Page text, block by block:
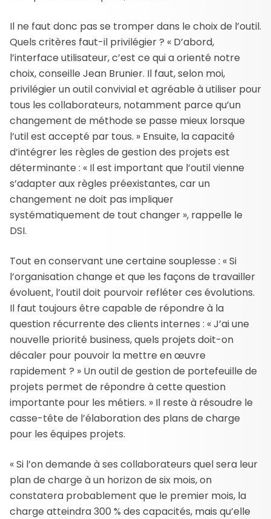
Il ne faut donc pas se tromper dans le choix de l’outil.
Quels critères faut-il privilégier ? « D’abord,
l’interface utilisateur, c’est ce qui a orienté notre
choix, conseille Jean Brunier. Il faut, selon moi,
privilégier un outil convivial et agréable à utiliser pour
tous les collaborateurs, notamment parce qu’un
changement de méthode se passe mieux lorsque
l’util est accepté par tous. » Ensuite, la capacité
d’intégrer les règles de gestion des projets est
déterminante : « Il est important que l’outil vienne
s’adapter aux règles préexistantes, car un
changement ne doit pas impliquer
systématiquement de tout changer », rappelle le
DSI.
Tout en conservant une certaine souplesse : « Si
l’organisation change et que les façons de travailler
évoluent, l’outil doit pourvoir refléter ces évolutions.
Il faut toujours être capable de répondre à la
question récurrente des clients internes : « J’ai une
nouvelle priorité business, quels projets doit-on
décaler pour pouvoir la mettre en œuvre
rapidement ? » Un outil de gestion de portefeuille de
projets permet de répondre à cette question
importante pour les métiers. » Il reste à résoudre le
casse-tête de l’élaboration des plans de charge
pour les équipes projets.
« Si l’on demande à ses collaborateurs quel sera leur
plan de charge à un horizon de six mois, on
constatera probablement que le premier mois, la
charge atteindra 300 % des capacités, mais qu’elle